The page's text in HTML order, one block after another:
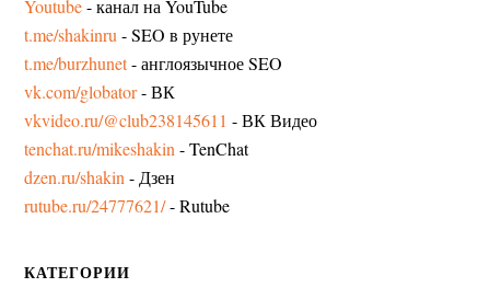
Youtube- канал на YouTube
t.me/shakinru - SEO в рунете
t.me/burzhunet- англоязычное SEO
vk.com/globator- ВК
vkvideo.ru/@club238145611 - ВК Видео
tenchat.ru/mikeshakin - TenChat
dzen.ru/shakin - Дзен
rutube.ru/24777621/- Rutube
КАТЕГОРИИ